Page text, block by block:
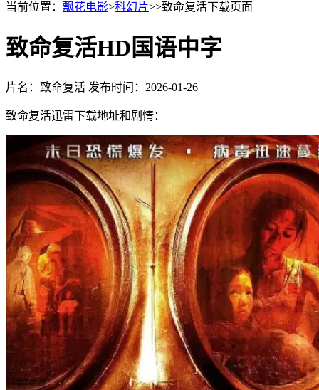
当前位置： 飘花电影>科幻片>>致命复活下载页面
致命复活HD国语中字
片名：致命复活 发布时间：2026-01-26
致命复活迅雷下载地址和剧情：